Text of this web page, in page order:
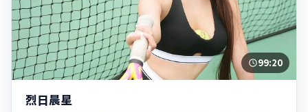
99:20
烈日晨星